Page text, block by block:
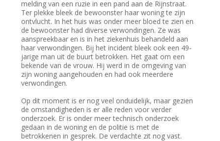
melding van een ruzie in een pand aan de Rijnstraat.
Ter plekke bleek de bewoonster haar woning te zijn
ontvlucht. In het huis was onder meer bloed te zien en
de bewoonster had diverse verwondingen. Ze was
aanspreekbaar en is in het ziekenhuis behandeld aan
haar verwondingen. Bij het incident bleek ook een 49-
jarige man uit de buurt betrokken. Het gaat om een
bekende van de vrouw. Hij werd in de omgeving van
zijn woning aangehouden en had ook meerdere
verwondingen.
Op dit moment is er nog veel onduidelijk, maar gezien
de omstandigheden is er alle reden voor verder
onderzoek. Er is onder meer technisch onderzoek
gedaan in de woning en de politie is met de
betrokkenen in gesprek. De verdachte zit nog vast.